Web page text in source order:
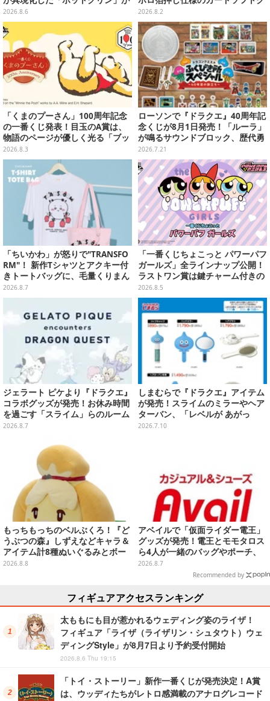
貯金箱としてプライズ展開
2026.8.6
ッキー
2026.8.2
「くまのプーさん」100周年記念
の一番くじ発表！目玉のA賞は、
物語のページが優しく光る「ブッ
クシェイプドライト」
2026.8.3
ローソンで『ドラクエ』40周年記
念くじが8月1日発売！「ルーラ」
が鳴るサウンドブロック、歴代勇
者＆スライムのフィギュアなど、
シリーズを振り返る景品盛りだく
さん
2026.7.21
「ちいかわ」が怒りで"TRANSFO
RM"！ 新作Tシャツとアクキー付
きトートバッグに、毛量くりまん
じゅうなど全6アイテムが仲間入
り
2026.8.7
「一番くじちょこっと パワーパフ
ガールズ」全ラインナップ公開！
ラストワン賞は鍵チャーム付きの
シール帳スペシャルセットを用意
2026.8.5
ジェラート ピケより『ドラクエ』
コラボグッズが発売！お休み時間
を過ごす「スライム」らのルーム
ウェア、雑貨など多数ラインナッ
2026.8.7
しまむらで『ドラクエ』アイテム
が発売！スライムのミラーやヘア
ターバン、「レベルが あがっ
た！」アクセサリーなど
2026.7.10
もっちもっちのベルぶくろ！『ど
うぶつの森』しずえなどキャラ＆
アイテム計8種ぬいぐるみとボー
ルチェーン付きマスコットが発売
2026.8.8
アベイルで「仮面ライダー電王」
グッズが発売！電王とモモタロス
ら4人が一緒のバッグやポーチ、
収納ボックスも
2026.8.7
Recommended by
フィギュアアクセスランキング
太ももにも目が惹かれるウェディング姿のライザ！
フィギュア「ライザ（ライザリン・シュタウト）ウェ
ディングStyle」が8月7日より予約受付開始
2026.8.6 Thu 19:15
「トイ・ストーリー」新作一番くじが発売決定！A賞
は、ウッディたちがレトロ感満載のアナログレコード